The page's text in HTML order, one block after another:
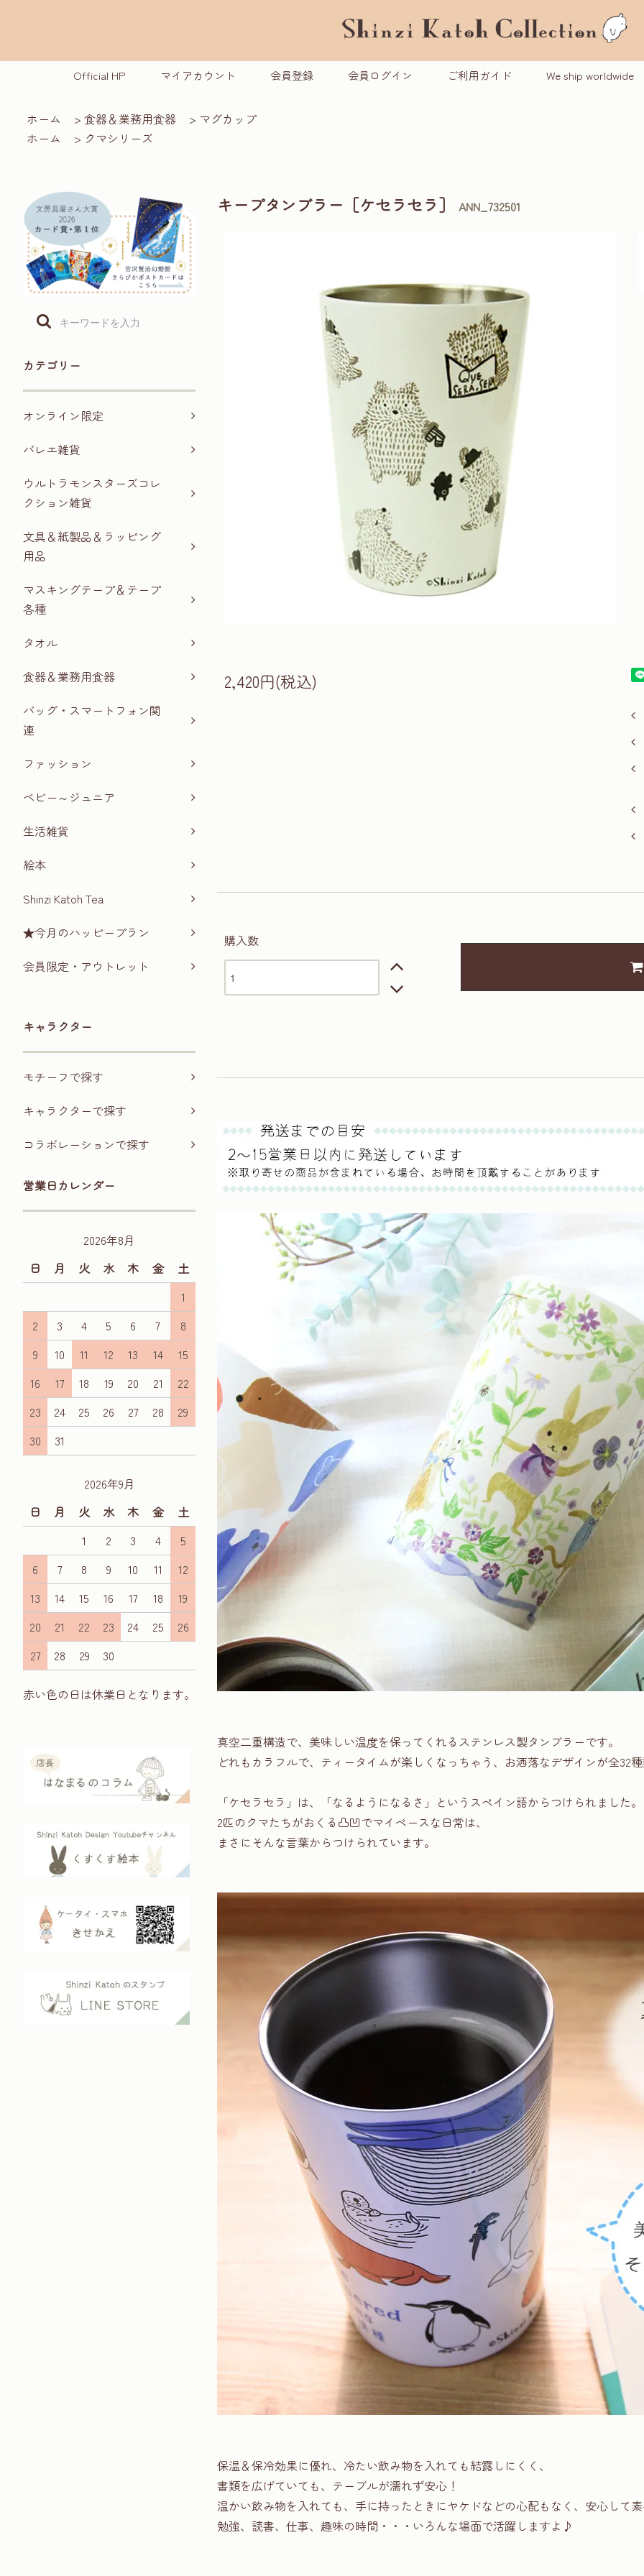
Official HP マイアカウント 会員登録 会員ログイン ご利用ガイド We ship worldwide
ホーム > 食器＆業務用食器 > マグカップ
ホーム
> クマシリーズ
カテゴリー
オンライン限定
バレエ雑貨
ウルトラモンスターズコレ
クション雑貨
文具＆紙製品＆ラッピング
用品
マスキングテープ＆テープ
各種
タオル
食器＆業務用食器
バッグ・スマートフォン関
連
ファッション
ベビー～ジュニア
生活雑貨
絵本
Shinzi Katoh Tea
★今月のハッピープラン
会員限定・アウトレット
キャラクター
モチーフで探す
キャラクターで探す
コラボレーションで探す
営業日カレンダー
2026年8月
日
月 火 水 木 金
土
1
2
3 4 5 6 7
8
9
10 11 12 13 14
15
16
17 18 19 20 21
22
23
24 25 26 27 28
29
30
31
2026年9月
日
月 火 水 木 金
土
1
2 3 4
5
6
7 8 9 10 11
12
13
14 15 16 17 18
19
20
21 22 23 24 25
26
27
28 29 30
赤い色の日は休業日となります。
キープタンブラー［ケセラセラ］ ANN_732501
2,420円(税込)
購入数
真空二重構造で、美味しい温度を保ってくれるステンレス製タンブラーです。
どれもカラフルで、ティータイムが楽しくなっちゃう、お洒落なデザインが全32
「ケセラセラ」は、「なるようになるさ」というスペイン語からつけられました。
2匹のクマたちがおくる凸凹でマイペースな日常は、
まさにそんな言葉からつけられています。
保温＆保冷効果に優れ、冷たい飲み物を入れても結露しにくく、
書類を広げていても、テーブルが濡れず安心！
温かい飲み物を入れても、手に持ったときにヤケドなどの心配もなく、安心して
勉強、読書、仕事、趣味の時間・・・いろんな場面で活躍しますよ♪